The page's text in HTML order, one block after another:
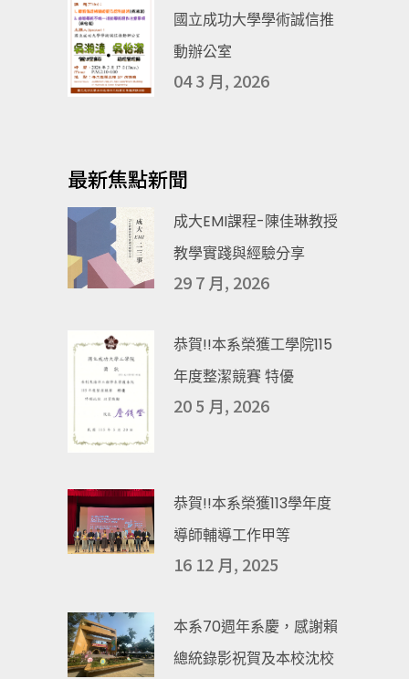
國立成功大學學術誠信推
動辦公室
04 3 月, 2026
最新焦點新聞
成大EMI課程-陳佳琳教授
教學實踐與經驗分享
29 7 月, 2026
恭賀!!本系榮獲工學院115
年度整潔競賽 特優
20 5 月, 2026
恭賀!!本系榮獲113學年度
導師輔導工作甲等
16 12 月, 2025
本系70週年系慶，感謝賴
總統錄影祝賀及本校沈校